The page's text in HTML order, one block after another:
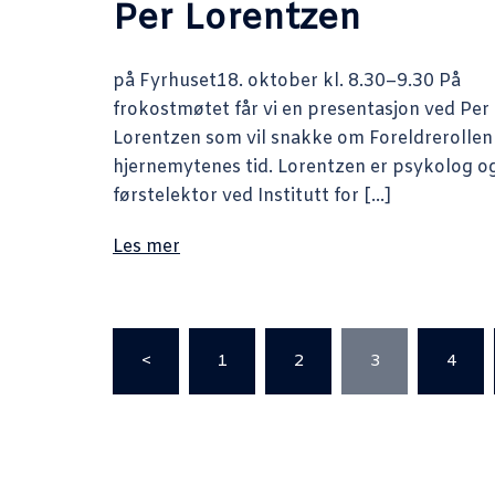
Per Lorentzen
på Fyrhuset18. oktober kl. 8.30–9.30 På
frokostmøtet får vi en presentasjon ved Per
Lorentzen som vil snakke om Foreldrerollen
hjernemytenes tid. Lorentzen er psykolog
førstelektor ved Institutt for […]
Les mer
< 1 2 3 4